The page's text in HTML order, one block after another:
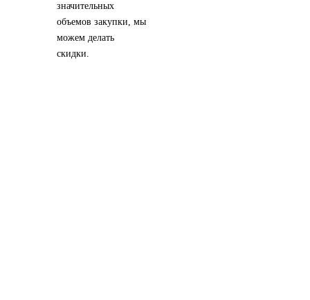
значительных
объемов закупки, мы
можем делать
скидки.